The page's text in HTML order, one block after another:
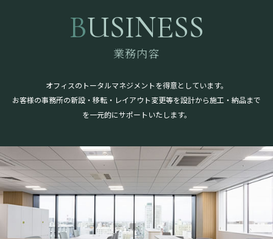
BUSINESS
業務内容
オフィスのトータルマネジメントを得意としています。
お客様の事務所の新設・移転・レイアウト変更等を設計から施工・納品まで
を一元的にサポートいたします。